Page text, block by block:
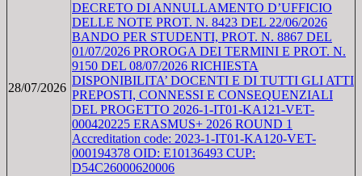
28/07/2026
DECRETO DI ANNULLAMENTO D’UFFICIO
DELLE NOTE PROT. N. 8423 DEL 22/06/2026
BANDO PER STUDENTI, PROT. N. 8867 DEL
01/07/2026 PROROGA DEI TERMINI E PROT. N.
9150 DEL 08/07/2026 RICHIESTA
DISPONIBILITA’ DOCENTI E DI TUTTI GLI ATTI
PREPOSTI, CONNESSI E CONSEQUENZIALI
DEL PROGETTO 2026-1-IT01-KA121-VET-
000420225 ERASMUS+ 2026 ROUND 1
Accreditation code: 2023-1-IT01-KA120-VET-
000194378 OID: E10136493 CUP:
D54C26000620006